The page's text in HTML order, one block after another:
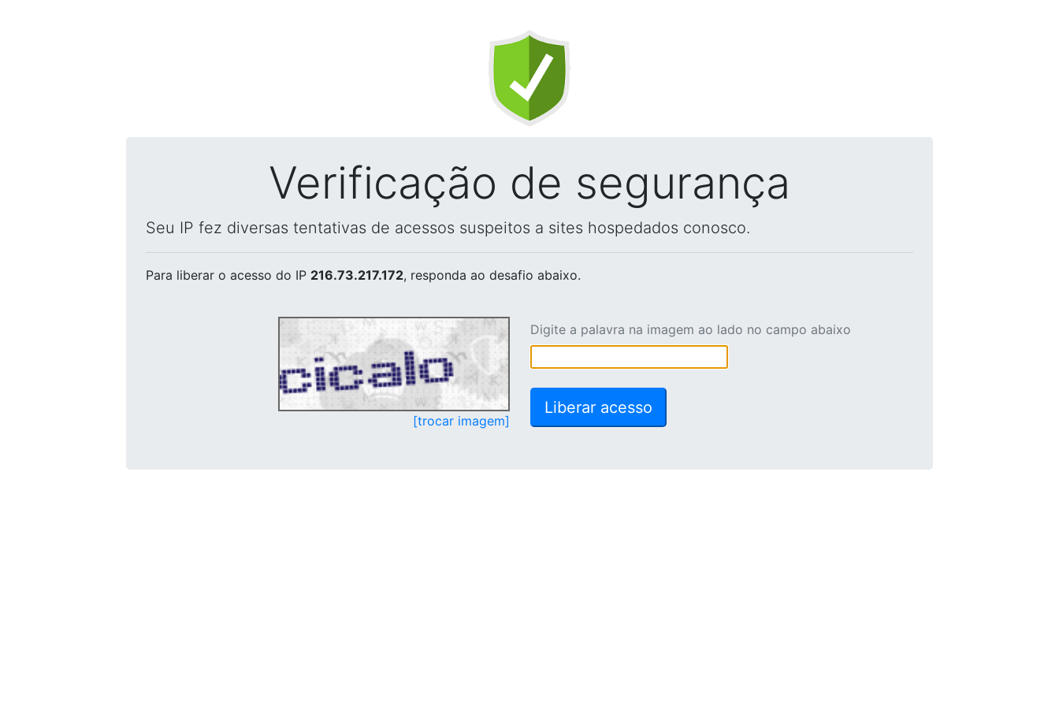
Verificação de segurança
Seu IP fez diversas tentativas de acessos suspeitos a sites hospedados conosco.
Para liberar o acesso do IP 216.73.217.172, responda ao desafio abaixo.
[trocar imagem]
Digite a palavra na imagem ao lado no campo abaixo